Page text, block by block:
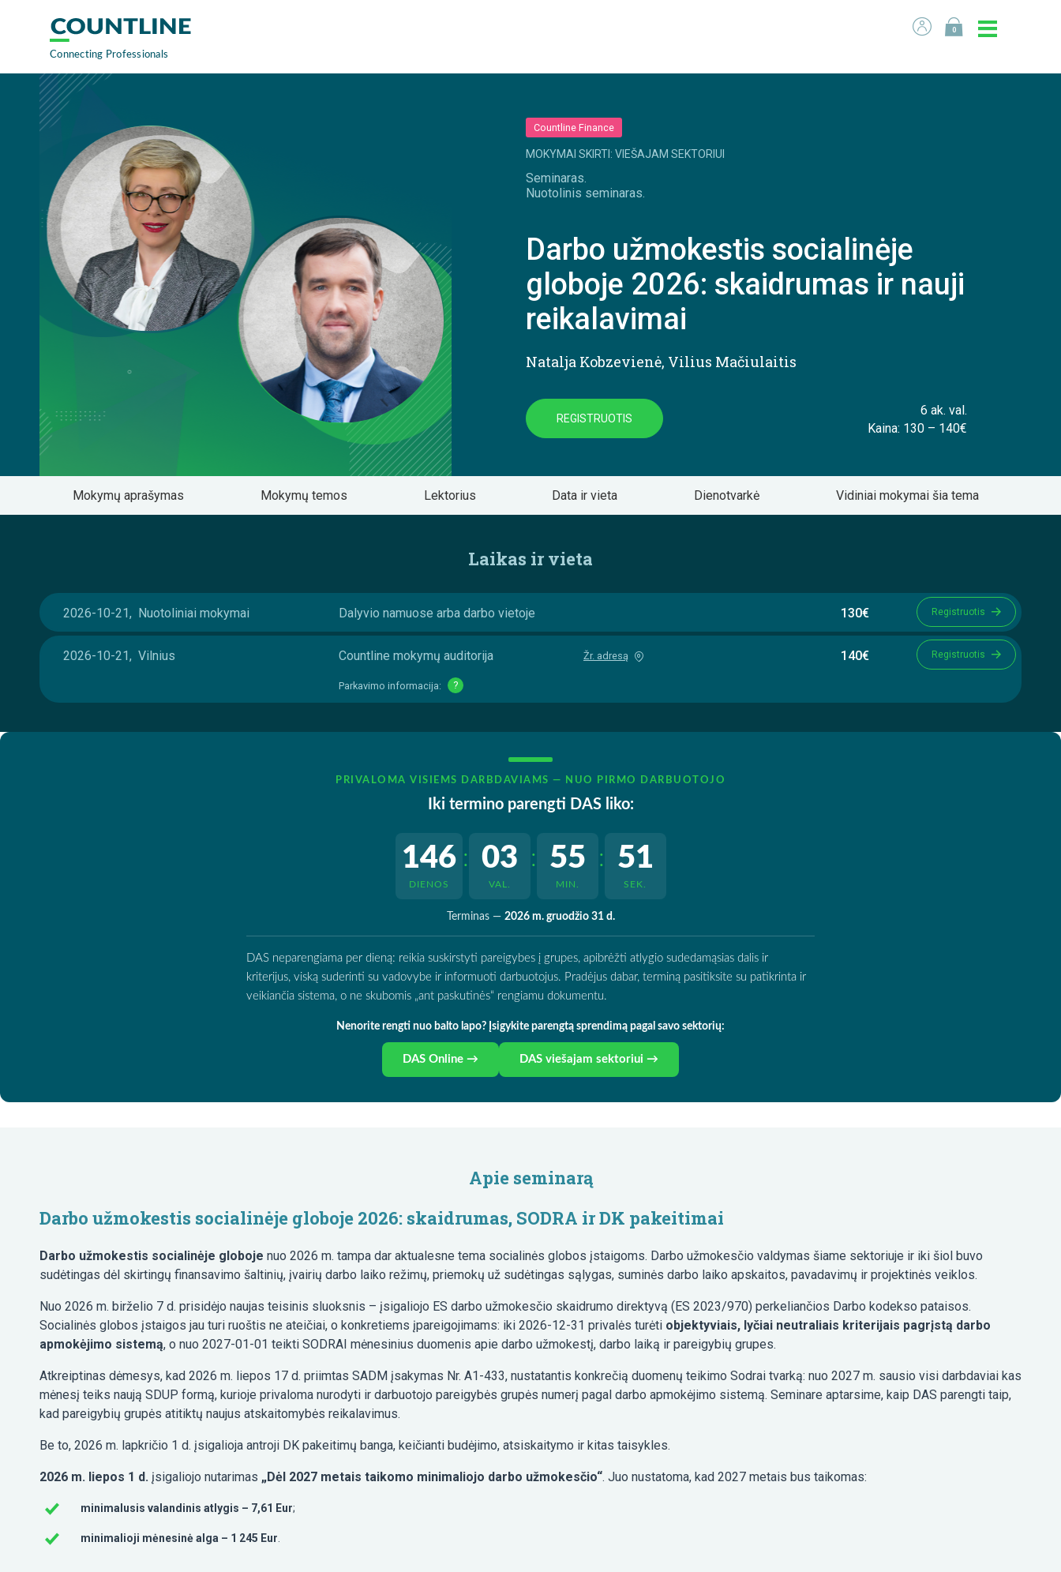
0
Countline Finance
MOKYMAI SKIRTI: VIEŠAJAM SEKTORIUI
Seminaras.
Nuotolinis seminaras.
Darbo užmokestis socialinėje
globoje 2026: skaidrumas ir nauji
reikalavimai
Natalja Kobzevienė, Vilius Mačiulaitis
REGISTRUOTIS
6 ak. val.
Kaina: 130 – 140€
Mokymų aprašymas Mokymų temos Lektorius Data ir vieta Dienotvarkė Vidiniai mokymai šia tema
Laikas ir vieta
2026-10-21, Nuotoliniai mokymai Dalyvio namuose arba darbo vietoje 130€ Registruotis
2026-10-21, Vilnius Countline mokymų auditorija
Parkavimo informacija: ?
Žr. adresą 140€ Registruotis
PRIVALOMA VISIEMS DARBDAVIAMS — NUO PIRMO DARBUOTOJO
Iki termino parengti DAS liko:
146
DIENOS
: 03
VAL.
: 55
MIN.
: 50
SEK.
Terminas — 2026 m. gruodžio 31 d.
DAS neparengiama per dieną: reikia suskirstyti pareigybes į grupes, apibrėžti atlygio sudedamąsias dalis ir
kriterijus, viską suderinti su vadovybe ir informuoti darbuotojus. Pradėjus dabar, terminą pasitiksite su patikrinta ir
veikiančia sistema, o ne skubomis „ant paskutinės“ rengiamu dokumentu.
Nenorite rengti nuo balto lapo? Įsigykite parengtą sprendimą pagal savo sektorių:
DAS Online → DAS viešajam sektoriui →
Apie seminarą
Darbo užmokestis socialinėje globoje 2026: skaidrumas, SODRA ir DK pakeitimai
Darbo užmokestis socialinėje globoje nuo 2026 m. tampa dar aktualesne tema socialinės globos įstaigoms. Darbo užmokesčio valdymas šiame sektoriuje ir iki šiol buvo
sudėtingas dėl skirtingų finansavimo šaltinių, įvairių darbo laiko režimų, priemokų už sudėtingas sąlygas, suminės darbo laiko apskaitos, pavadavimų ir projektinės veiklos.
Nuo 2026 m. birželio 7 d. prisidėjo naujas teisinis sluoksnis – įsigaliojo ES darbo užmokesčio skaidrumo direktyvą (ES 2023/970) perkeliančios Darbo kodekso pataisos.
Socialinės globos įstaigos jau turi ruoštis ne ateičiai, o konkretiems įpareigojimams: iki 2026-12-31 privalės turėti objektyviais, lyčiai neutraliais kriterijais pagrįstą darbo
apmokėjimo sistemą, o nuo 2027-01-01 teikti SODRAI mėnesinius duomenis apie darbo užmokestį, darbo laiką ir pareigybių grupes.
Atkreiptinas dėmesys, kad 2026 m. liepos 17 d. priimtas SADM įsakymas Nr. A1-433, nustatantis konkrečią duomenų teikimo Sodrai tvarką: nuo 2027 m. sausio visi darbdaviai kas
mėnesį teiks naują SDUP formą, kurioje privaloma nurodyti ir darbuotojo pareigybės grupės numerį pagal darbo apmokėjimo sistemą. Seminare aptarsime, kaip DAS parengti taip,
kad pareigybių grupės atitiktų naujus atskaitomybės reikalavimus.
Be to, 2026 m. lapkričio 1 d. įsigalioja antroji DK pakeitimų banga, keičianti budėjimo, atsiskaitymo ir kitas taisykles.
2026 m. liepos 1 d. įsigaliojo nutarimas „Dėl 2027 metais taikomo minimaliojo darbo užmokesčio“. Juo nustatoma, kad 2027 metais bus taikomas:
minimalusis valandinis atlygis – 7,61 Eur;
minimalioji mėnesinė alga – 1 245 Eur